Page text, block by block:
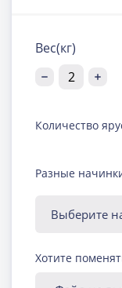
Вес(кг)
Количество
Разные
Хотите